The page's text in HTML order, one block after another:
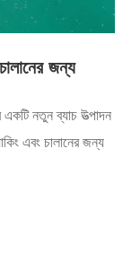
জন্য
একটি নতুন ব্যাচ উত্পাদন
এবং চালানের জন্য